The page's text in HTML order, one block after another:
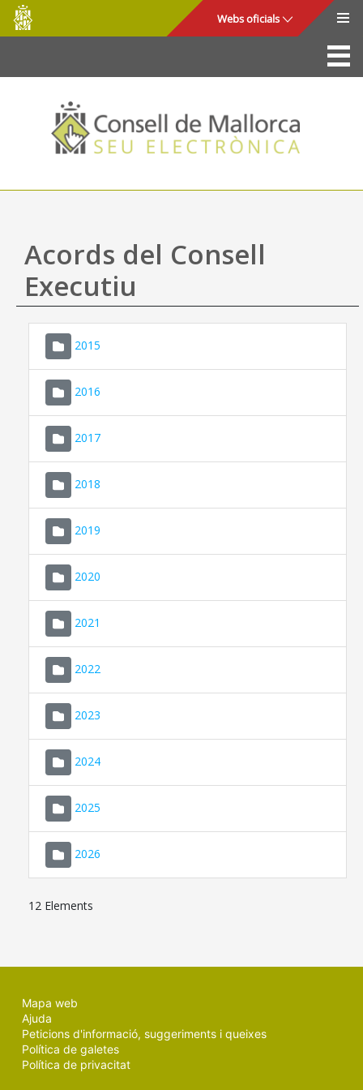
Salta al contingut principal
Consell
de
Mallorca
Webs oficials
La Seu
Consell de Mallorca
Accés i seguretat
Utilitats
Ajuda
Acords del Consell
Executiu
2015
2016
2017
2018
2019
2020
2021
2022
2023
2024
2025
2026
12 Elements
Mapa web
Ajuda
Peticions d'informació, suggeriments i queixes
Política de galetes
Política de privacitat